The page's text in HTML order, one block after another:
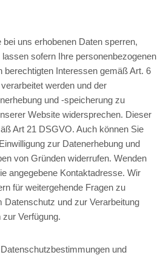
uns erhobenen Daten sperren,
sofern Ihre personenbezogenen
berechtigten Interessen gemäß Art. 6
werden und der
und -speicherung zu
Website widersprechen. Dieser
Art 21 DSGVO. Auch können Sie
zur Datenerhebung und
von Gründen widerrufen. Wenden
angegebene Kontaktadresse. Wir
für weitergehende Fragen zu
Datenschutz und zur Verarbeitung
Verfügung.
und